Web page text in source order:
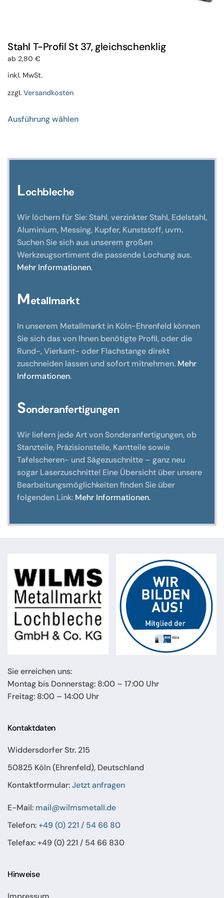
Stahl T-Profil St 37, gleichschenklig
ab 2,80 €
inkl. MwSt.
zzgl. Versandkosten
Ausführung wählenProdukt
Varianten
auf
der
Produktseite
gewählt
werden
Lochbleche
Wir löchern für Sie: Stahl, verzinkter Stahl, Edelstahl,
Aluminium, Messing, Kupfer, Kunststoff, uvm.
Suchen Sie sich aus unserem großen
Werkzeugsortiment die passende Lochung aus.
Mehr Informationen.
Metallmarkt
In unserem Metallmarkt in Köln-Ehrenfeld können
Sie sich das von Ihnen benötigte Profil, oder die
Rund-, Vierkant- oder Flachstange direkt
zuschneiden lassen und sofort mitnehmen. Mehr
Informationen.
Sonderanfertigungen
Wir liefern jede Art von Sonderanfertigungen, ob
Stanzteile, Präzisionsteile, Kantteile sowie
Tafelscheren- und Sägezuschnitte – ganz neu
sogar Laserzuschnitte! Eine Übersicht über unsere
Bearbeitungsmöglichkeiten finden Sie über
folgenden Link: Mehr Informationen.
Sie erreichen uns:
Montag bis Donnerstag: 8:00 – 17:00 Uhr
Freitag: 8:00 – 14:00 Uhr
Kontaktdaten
Widdersdorfer Str. 215
50825 Köln (Ehrenfeld), Deutschland
Kontaktformular:Jetzt anfragen
E-Mail: mail@wilmsmetall.de
Telefon:+49 (0) 221 / 54 66 80
Telefax: +49 (0) 221 / 54 66 830
Hinweise